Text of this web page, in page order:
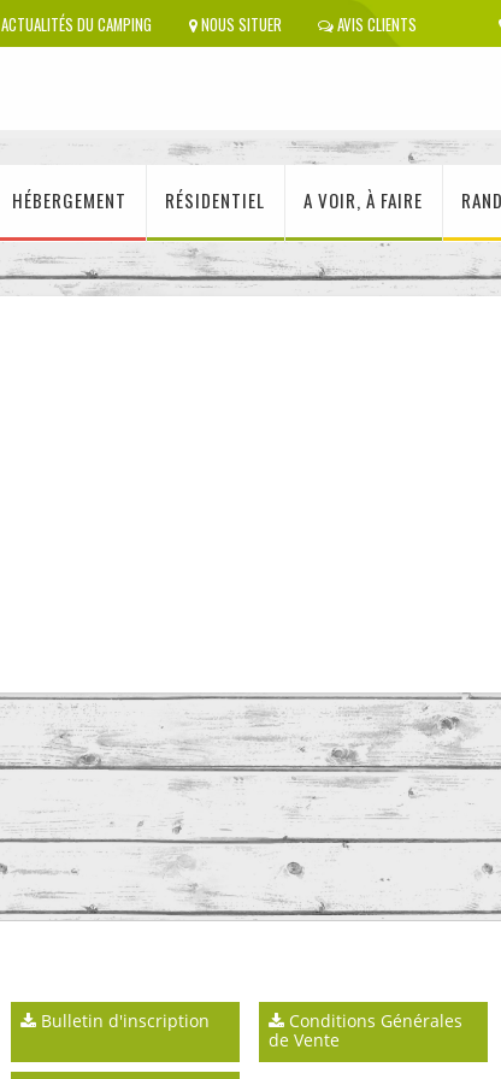
ACTUALITÉS DU CAMPING NOUS SITUER AVIS CLIENTS
HÉBERGEMENT RÉSIDENTIEL A VOIR, À FAIRE
Bulletin d'inscription
Conditions Générales
de Vente